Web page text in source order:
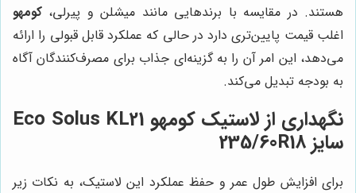
هستند. در مقایسه با برندهایی مانند میشلن و پیرلی، کومهو
اغلب قیمت پایین‌تری دارد در حالی که عملکرد قابل قبولی را ارائه
می‌دهد، این امر آن را به گزینه‌ای جذاب برای مصرف‌کنندگان آگاه
به بودجه تبدیل می‌کند.
نگهداری از لاستیک کومهو Eco Solus KL21
سایز 235/60R18
برای افزایش طول عمر و حفظ عملکرد این لاستیک، به نکات زیر